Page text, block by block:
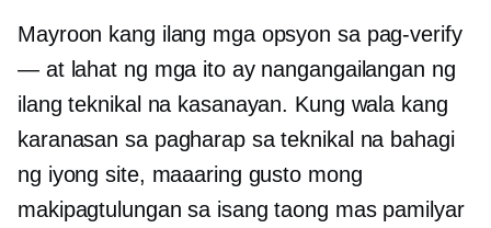
Mayroon kang ilang mga opsyon sa pag-verify
— at lahat ng mga ito ay nangangailangan ng
ilang teknikal na kasanayan. Kung wala kang
karanasan sa pagharap sa teknikal na bahagi
ng iyong site, maaaring gusto mong
makipagtulungan sa isang taong mas pamilyar